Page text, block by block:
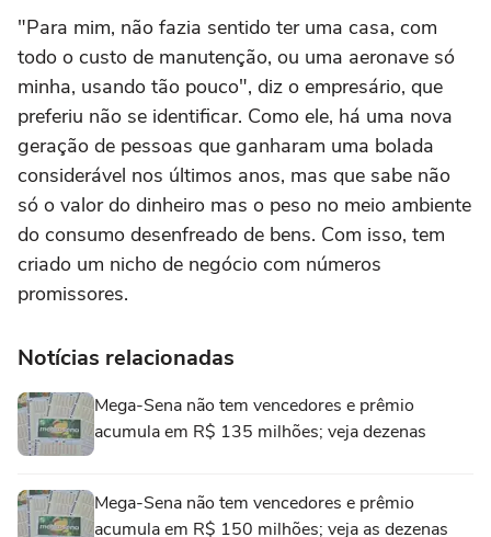
"Para mim, não fazia sentido ter uma casa, com
todo o custo de manutenção, ou uma aeronave só
minha, usando tão pouco", diz o empresário, que
preferiu não se identificar. Como ele, há uma nova
geração de pessoas que ganharam uma bolada
considerável nos últimos anos, mas que sabe não
só o valor do dinheiro mas o peso no meio ambiente
do consumo desenfreado de bens. Com isso, tem
criado um nicho de negócio com números
promissores.
Notícias relacionadas
Mega-Sena não tem vencedores e prêmio
acumula em R$ 135 milhões; veja dezenas
Mega-Sena não tem vencedores e prêmio
acumula em R$ 150 milhões; veja as dezenas